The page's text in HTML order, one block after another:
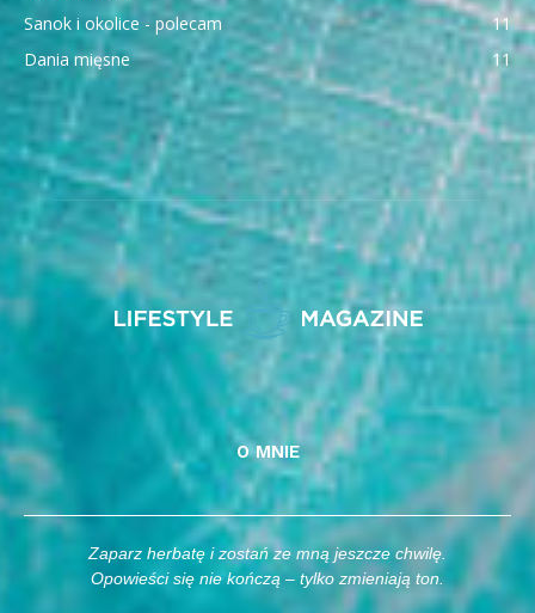
Sanok i okolice - polecam
11
Dania mięsne
11
O MNIE
Zaparz herbatę i zostań ze mną jeszcze chwilę.
Opowieści się nie kończą – tylko zmieniają ton.